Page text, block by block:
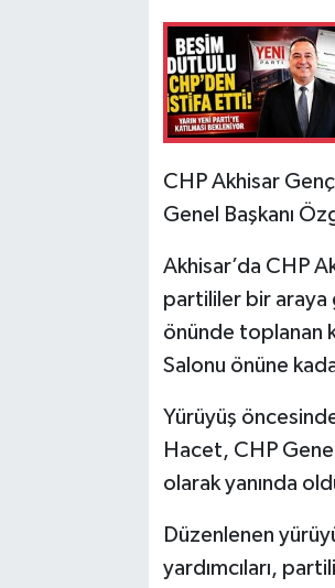
CHP Akhisar
Genel Başkanı
Akhisar’da CHP
partililer bir araya
önünde toplanan
Salonu önüne
Yürüyüş
Hacet, CHP
olarak yanında
Düzenlenen
yardımcıları,
Akhisar Emlak